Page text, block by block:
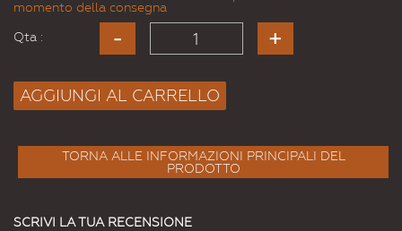
momento della consegna
Qta :
AGGIUNGI AL CARRELLO
TORNA ALLE INFORMAZIONI PRINCIPALI DEL
PRODOTTO
SCRIVI LA TUA RECENSIONE